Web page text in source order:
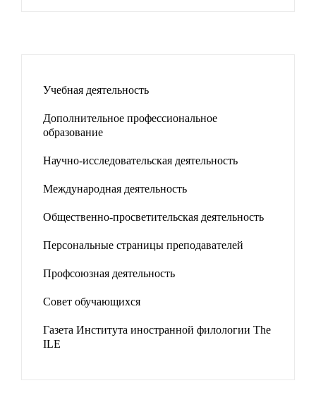
Учебная деятельность
Дополнительное профессиональное
образование
Научно-исследовательская деятельность
Международная деятельность
Общественно-просветительская деятельность
Персональные страницы преподавателей
Профсоюзная деятельность
Совет обучающихся
Газета Института иностранной филологии The
ILE